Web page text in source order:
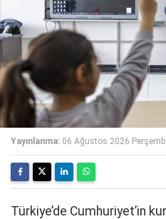
Yayınlanma: 06 Ağustos 2026
Türkiye’de Cumhuriyet’in